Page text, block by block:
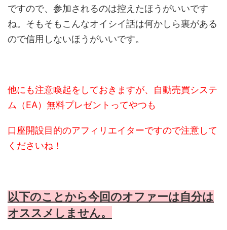
ですので、参加されるのは控えたほうがいいです
ね。そもそもこんなオイシイ話は何かしら裏がある
ので信用しないほうがいいです。
他にも注意喚起をしておきますが、自動売買システ
ム（EA）無料プレゼントってやつも
口座開設目的のアフィリエイターですので注意して
くださいね！
以下のことから今回のオファーは自分は
オススメしません。